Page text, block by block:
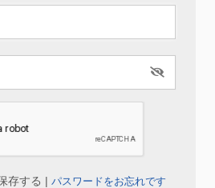
存する |パスワードをお忘れです